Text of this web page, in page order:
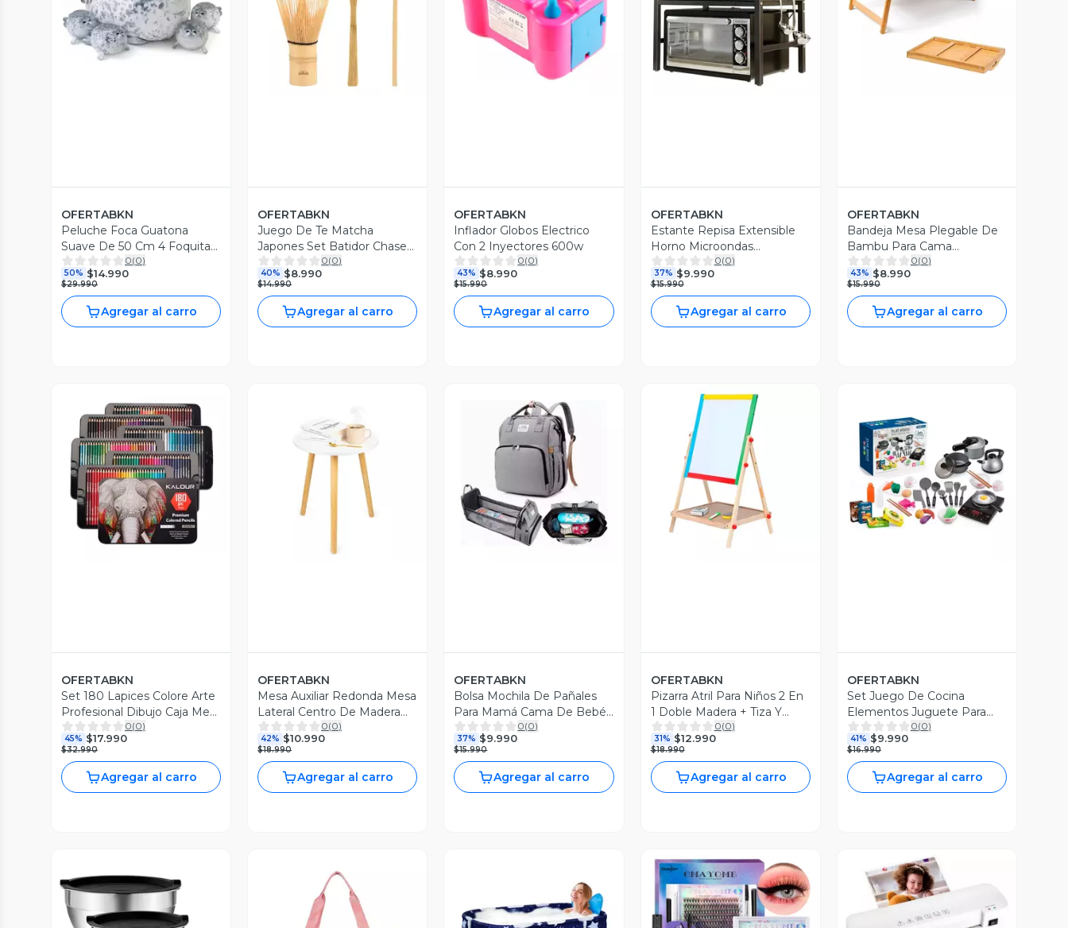
Vista Previa
OFERTABKN
Peluche Foca Guatona
Suave De 50 Cm 4 Foquitas
Bebes
0(0)
50% $14.990
$29.990
Agregar al carro
Vista Previa
OFERTABKN
Juego De Te Matcha
Japones Set Batidor Chasen
Cucharas Bambu
0(0)
40% $8.990
$14.990
Agregar al carro
Vista Previa
OFERTABKN
Inflador Globos Electrico
Con 2 Inyectores 600w
0(0)
43% $8.990
$15.990
Agregar al carro
Vista Previa
OFERTABKN
Estante Repisa Extensible
Horno Microondas
Organizador Rack
0(0)
37% $9.990
$15.990
Agregar al carro
Vista Previa
OFERTABKN
Bandeja Mesa Plegable De
Bambu Para Cama
Desayuno Notebook
0(0)
43% $8.990
$15.990
Agregar al carro
Vista Previa
OFERTABKN
Set 180 Lapices Colore Arte
Profesional Dibujo Caja Met
lica
0(0)
45% $17.990
$32.990
Agregar al carro
Vista Previa
OFERTABKN
Mesa Auxiliar Redonda Mesa
Lateral Centro De Madera
Living
0(0)
42% $10.990
$18.990
Agregar al carro
Vista Previa
OFERTABKN
Bolsa Mochila De Pañales
Para Mamá Cama De Bebé
Plegable
0(0)
37% $9.990
$15.990
Agregar al carro
Vista Previa
OFERTABKN
Pizarra Atril Para Niños 2 En
1 Doble Madera + Tiza Y
Plumón
0(0)
31% $12.990
$18.990
Agregar al carro
Vista Previa
OFERTABKN
Set Juego De Cocina
Elementos Juguete Para
Niñas
0(0)
41% $9.990
$16.990
Agregar al carro
Vista Previa